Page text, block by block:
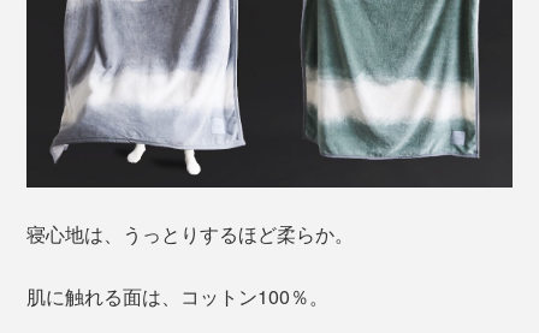
寝心地は、うっとりするほど柔らか。
肌に触れる面は、コットン100％。